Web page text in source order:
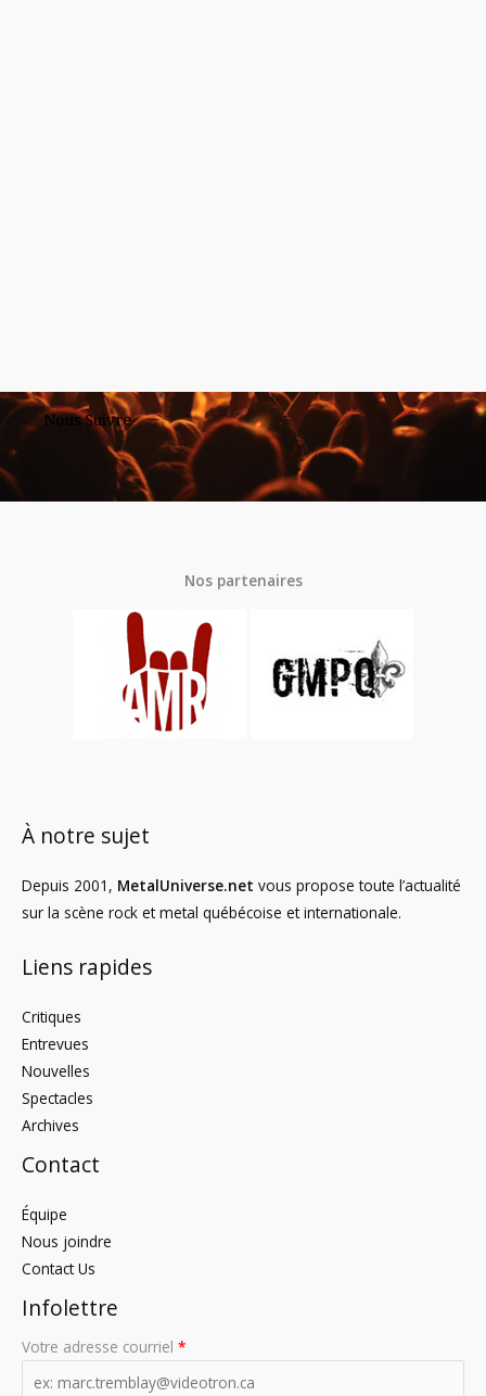
Nous Suivre
Nos partenaires
À notre sujet
Depuis 2001, MetalUniverse.net vous propose toute l’actualité
sur la scène rock et metal québécoise et internationale.
Liens rapides
Critiques
Entrevues
Nouvelles
Spectacles
Archives
Contact
Équipe
Nous joindre
Contact Us
Infolettre
Votre adresse courriel *